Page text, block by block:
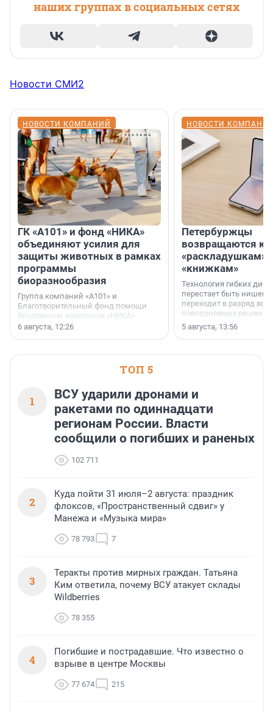
наших группах в социальных сетях
Новости СМИ2
НОВОСТИ КОМПАНИЙ
ГК «А101» и фонд «НИКА»
объединяют усилия для
защиты животных в рамках
программы
биоразнообразия
Группа компаний «А101» и
Благотворительный фонд помощи
бездомным животным «НИКА»
заключили соглашение о
6 августа, 12:26
НОВОСТИ
Петербуржцы
возвращаются к
«раскладушкам»
«книжкам»
Технология гибких
перестает быть
переходит в разряд
повседневных
5 августа, 13:56
ТОП 5
1
ВСУ ударили дронами и
ракетами по одиннадцати
регионам России. Власти
сообщили о погибших и раненых
102 711
2
Куда пойти 31 июля–2 августа: праздник
флоксов, «Пространственный сдвиг» у
Манежа и «Музыка мира»
78 793 7
3
Теракты против мирных граждан. Татьяна
Ким ответила, почему ВСУ атакует склады
Wildberries
78 355
4
Погибшие и пострадавшие. Что известно о
взрыве в центре Москвы
77 674 215